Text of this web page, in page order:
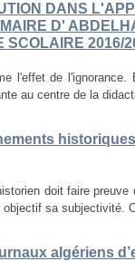
DANS
D'
SCOLAIRE 2016/
l'effet de l'ignorance.
au centre de la
doit faire
sa subjectivité.
algériens